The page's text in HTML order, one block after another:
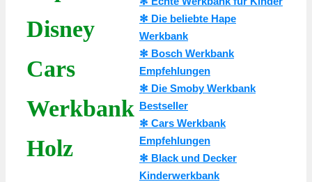
Disney
Cars
Werkbank
Holz
✻ Die beliebte Hape
Werkbank
✻ Bosch Werkbank
Empfehlungen
✻ Die Smoby Werkbank
Bestseller
✻ Cars Werkbank
Empfehlungen
✻ Black und Decker
Kinderwerkbank